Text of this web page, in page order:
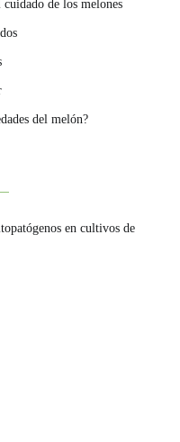
de los melones
del melón?
en cultivos de